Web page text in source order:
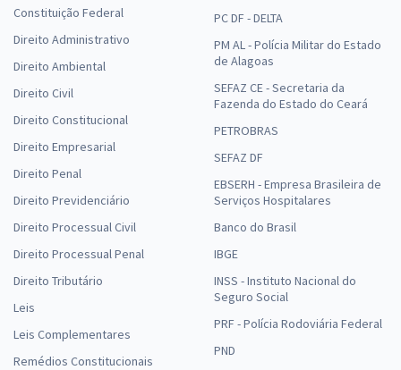
Constituição Federal
Direito Administrativo
Direito Ambiental
Direito Civil
Direito Constitucional
Direito Empresarial
Direito Penal
Direito Previdenciário
Direito Processual Civil
Direito Processual Penal
Direito Tributário
Leis
Leis Complementares
Remédios Constitucionais
PC DF - DELTA
PM AL - Polícia Militar do Estado
de Alagoas
SEFAZ CE - Secretaria da
Fazenda do Estado do Ceará
PETROBRAS
SEFAZ DF
EBSERH - Empresa Brasileira de
Serviços Hospitalares
Banco do Brasil
IBGE
INSS - Instituto Nacional do
Seguro Social
PRF - Polícia Rodoviária Federal
PND